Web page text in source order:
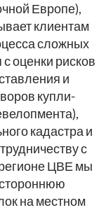
Европе),
клиентам
сложных
оценки рисков
и
купли-
кадастра и
с
ЦВЕ мы
на местном